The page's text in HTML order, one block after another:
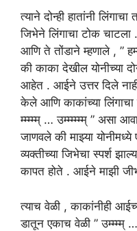
त्याने दोन्ही हातांनीलिंगाचा
जिभेने लिंगाचाटोकचाटला
आणि ते तोंडाने म्हणाले , ”
की काका देखील योनीच्या
आहेत . आईने उत्तर दिले
केले आणि काकांच्या
म्म्म्म्म् … उम्म्म्म्म्म् ” असा
जाणवले की माझ्या
व्यक्तीच्या जिभेचा स्पर्श
कापत होते . आईने माझी
त्याचवेळी ,काकांनीही
डातून एकाच वेळी ” उम्म्म्म्